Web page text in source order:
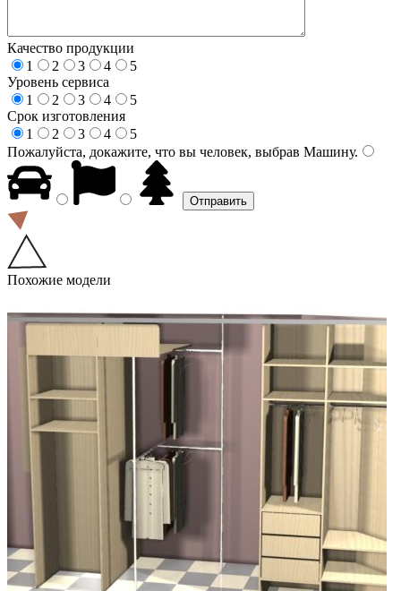
Качество продукции
1
2 3 4
5
Уровень сервиса
1
2 3 4
5
Срок изготовления
1
2 3 4
5
Пожалуйста, докажите, что вы человек, выбрав Машину.
Похожие модели